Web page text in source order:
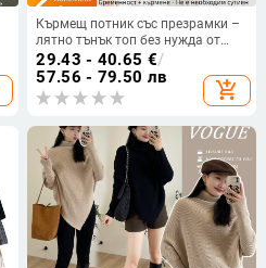
Кърмещ потник със презрамки –
лятно тънък топ без нужда от
сутиен за бременни и
следродилки, базов топ за
пролет-есен
29.43 - 40.65 €/
57.56 - 79.50 лв
add_shopping_cart